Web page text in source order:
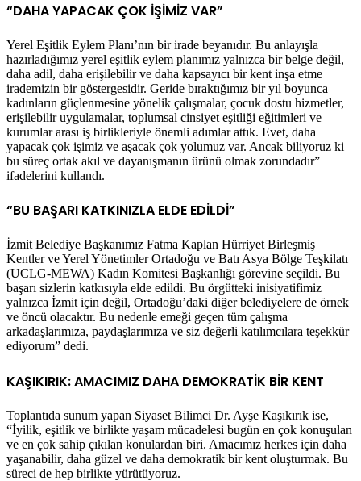
“DAHA YAPACAK ÇOK İŞİMİZ VAR”
Yerel Eşitlik Eylem Planı’nın bir irade beyanıdır. Bu anlayışla
hazırladığımız yerel eşitlik eylem planımız yalnızca bir belge değil,
daha adil, daha erişilebilir ve daha kapsayıcı bir kent inşa etme
irademizin bir göstergesidir. Geride bıraktığımız bir yıl boyunca
kadınların güçlenmesine yönelik çalışmalar, çocuk dostu hizmetler,
erişilebilir uygulamalar, toplumsal cinsiyet eşitliği eğitimleri ve
kurumlar arası iş birlikleriyle önemli adımlar attık. Evet, daha
yapacak çok işimiz ve aşacak çok yolumuz var. Ancak biliyoruz ki
bu süreç ortak akıl ve dayanışmanın ürünü olmak zorundadır”
ifadelerini kullandı.
“BU BAŞARI KATKINIZLA ELDE EDİLDİ”
İzmit Belediye Başkanımız Fatma Kaplan Hürriyet Birleşmiş
Kentler ve Yerel Yönetimler Ortadoğu ve Batı Asya Bölge Teşkilatı
(UCLG-MEWA) Kadın Komitesi Başkanlığı görevine seçildi. Bu
başarı sizlerin katkısıyla elde edildi. Bu örgütteki inisiyatifimiz
yalnızca İzmit için değil, Ortadoğu’daki diğer belediyelere de örnek
ve öncü olacaktır. Bu nedenle emeği geçen tüm çalışma
arkadaşlarımıza, paydaşlarımıza ve siz değerli katılımcılara teşekkür
ediyorum” dedi.
KAŞIKIRIK: AMACIMIZ DAHA DEMOKRATİK BİR KENT
Toplantıda sunum yapan Siyaset Bilimci Dr. Ayşe Kaşıkırık ise,
“İyilik, eşitlik ve birlikte yaşam mücadelesi bugün en çok konuşulan
ve en çok sahip çıkılan konulardan biri. Amacımız herkes için daha
yaşanabilir, daha güzel ve daha demokratik bir kent oluşturmak. Bu
süreci de hep birlikte yürütüyoruz.